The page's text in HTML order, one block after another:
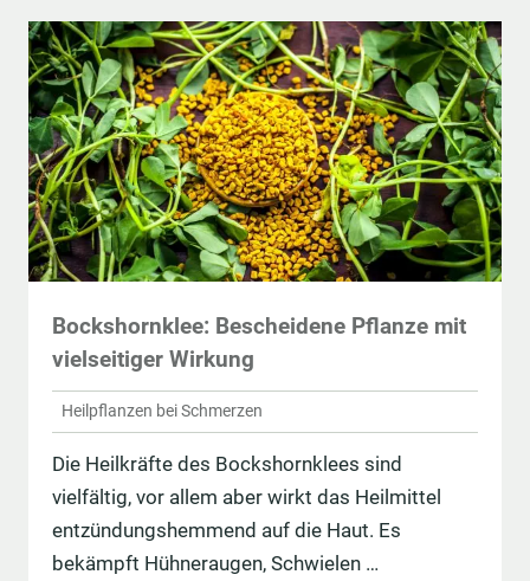
Bockshornklee: Bescheidene Pflanze mit
vielseitiger Wirkung
Heilpflanzen bei Schmerzen
Die Heilkräfte des Bockshornklees sind
vielfältig, vor allem aber wirkt das Heilmittel
entzündungshemmend auf die Haut. Es
bekämpft Hühneraugen, Schwielen …